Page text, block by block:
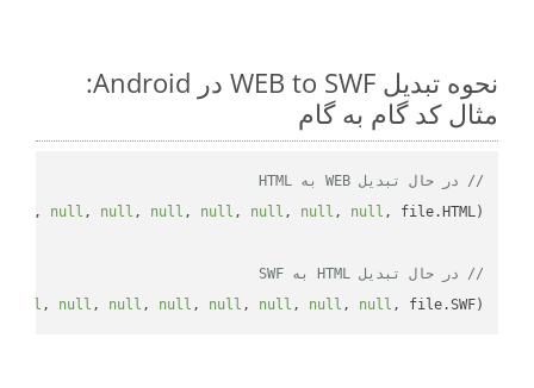
نحوه تبدیل WEB to SWF در Android:
مثال کد گام به گام
// در حال تبدیل WEB به HTML
, null , null , null , null , null , null , null
// در حال تبدیل HTML به SWF
null , null , null , null , null , null , null , null , file.SWF);